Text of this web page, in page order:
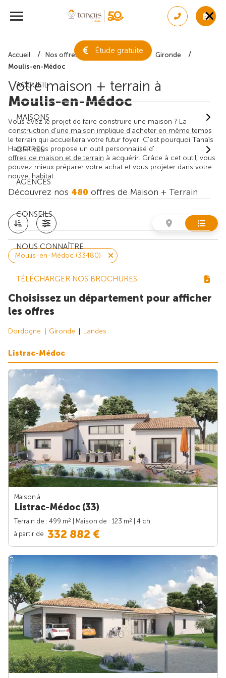
Étude gratuite
ACCUEIL
MAISONS
OFFRES
AGENCES
CONSEILS
NOUS CONNAÎTRE
TÉLÉCHARGER NOS BROCHURES
Accueil Nos offres de maison + terrain
Gironde
Moulis-en-Médoc
Votre maison + terrain à
Moulis-en-Médoc
Vous avez le projet de faire construire une maison ? La
construction d'une maison implique d'acheter en même temps
le terrain qui accueillera votre futur foyer. C'est pourquoi Tanaïs
Habitat vous propose un outil personnalisé d'
offres de maison et de terrain à acquérir. Grâce à cet outil, vous
pouvez mieux préparer votre achat et vous projeter dans votre
nouvel habitat.
Découvrez nos 480 offres de Maison + Terrain
Moulis-en-Médoc (33480)
Choisissez un département pour afficher
les offres
Dordogne Gironde Landes
Listrac-Médoc
Maison à
Listrac-Médoc (33)
Terrain de : 499 m2 | Maison de : 123 m2
| 4 ch.
à partir de 332 882 €